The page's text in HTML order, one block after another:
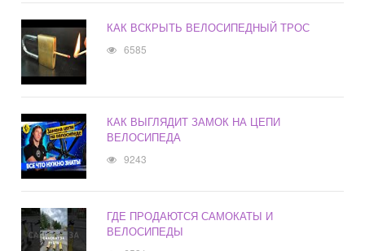
КАК ВСКРЫТЬ ВЕЛОСИПЕДНЫЙ ТРОС
6585
КАК ВЫГЛЯДИТ ЗАМОК НА ЦЕПИ
ВЕЛОСИПЕДА
9243
ГДЕ ПРОДАЮТСЯ САМОКАТЫ И
ВЕЛОСИПЕДЫ